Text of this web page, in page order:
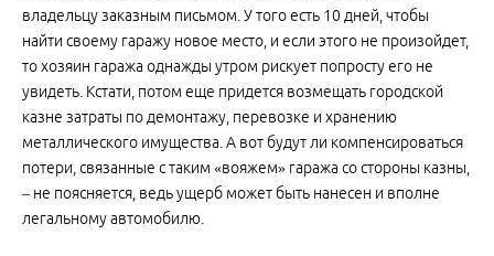
владельцу заказным письмом. У того есть 10 дней, чтобы
найти своему гаражу новое место, и если этого не произойдет,
то хозяин гаража однажды утром рискует попросту его не
увидеть. Кстати, потом еще придется возмещать городской
казне затраты по демонтажу, перевозке и хранению
металлического имущества. А вот будут ли компенсироваться
потери, связанные с таким «вояжем» гаража со стороны казны,
– не поясняется, ведь ущерб может быть нанесен и вполне
легальному автомобилю.